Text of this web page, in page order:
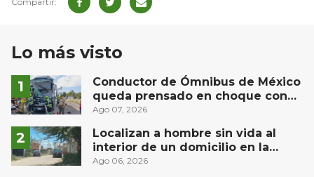
Lo más visto
Conductor de Ómnibus de México
queda prensado en choque con
materialista en San Juan del Río
Ago 07, 2026
Localizan a hombre sin vida al
interior de un domicilio en la
comunidad El Rodeo, San Juan del
Ago 06, 2026